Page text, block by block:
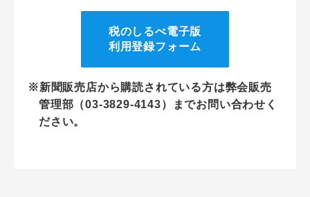
税のしるべ電子版
利用登録フォーム
※新聞販売店から購読されている方は弊会販売
管理部（03-3829-4143）までお問い合わせく
ださい。